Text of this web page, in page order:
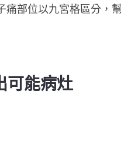
部位以九宮格區分，
可能病灶